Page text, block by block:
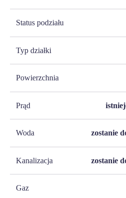
Status podziału
Typ działki
Powierzchnia
Prąd
Woda zostanie
Kanalizacja zostanie
Gaz